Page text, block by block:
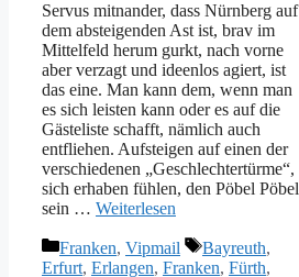
Servus mitnander, dass Nürnberg auf
dem absteigenden Ast ist, brav im
Mittelfeld herum gurkt, nach vorne
aber verzagt und ideenlos agiert, ist
das eine. Man kann dem, wenn man
es sich leisten kann oder es auf die
Gästeliste schafft, nämlich auch
entfliehen. Aufsteigen auf einen der
verschiedenen „Geschlechtertürme“,
sich erhaben fühlen, den Pöbel Pöbel
sein … Weiterlesen
Kategorien
Franken, Vipmail Schlagwörter
Bayreuth,
Erfurt, Erlangen, Franken, Fürth,